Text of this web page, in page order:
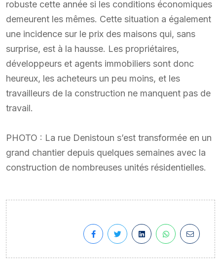
robuste cette année si les conditions économiques
demeurent les mêmes. Cette situation a également
une incidence sur le prix des maisons qui, sans
surprise, est à la hausse. Les propriétaires,
développeurs et agents immobiliers sont donc
heureux, les acheteurs un peu moins, et les
travailleurs de la construction ne manquent pas de
travail.
PHOTO : La rue Denistoun s’est transformée en un
grand chantier depuis quelques semaines avec la
construction de nombreuses unités résidentielles.